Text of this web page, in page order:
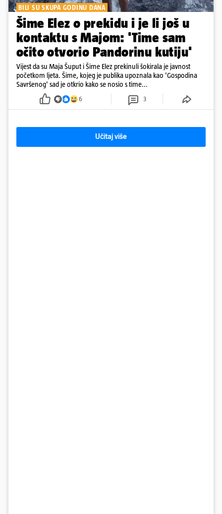
BILI SU SKUPA GODINU DANA
Šime Elez o prekidu i je li još u
kontaktu s Majom: 'Time sam
očito otvorio Pandorinu kutiju'
Vijest da su Maja Šuput i Šime Elez prekinuli šokirala je javnost
početkom ljeta. Šime, kojeg je publika upoznala kao 'Gospodina
Savršenog' sad je otkrio kako se nosio s time...
6 3
Učitaj više